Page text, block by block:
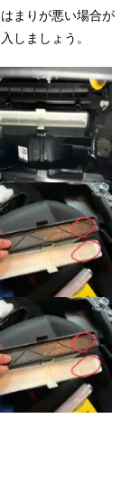
まりが悪い場合が
しましょう。